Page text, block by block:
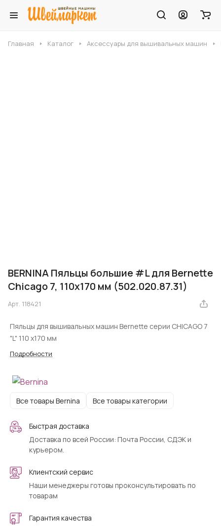
Главная Каталог Аксессуары для вышивальных машин
BERNINA Пяльцы большие #L для Bernette
Chicago 7, 110х170 мм (502.020.87.31)
Арт. 118421
Пяльцы для вышивальных машин Bernette серии CHICAGO 7
"L" 110 х170 мм
Подробности
Все товары Bernina Все товары категории
Быстрая доставка
Доставка по всей России: Почта России, СДЭК и
курьером.
Клиентский сервис
Наши менеджеры готовы проконсультировать по
товарам
Гарантия качества